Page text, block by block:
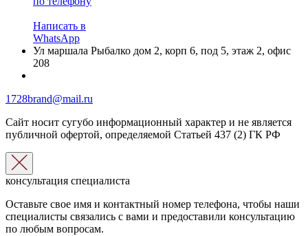
Написать в
WhatsApp
Ул маршала Рыбалко дом 2, корп 6, под 5, этаж 2, офис
208
1728brand@mail.ru
Сайт носит сугубо информационный характер и не является
публичной офертой, определяемой Статьей 437 (2) ГК РФ
консультация специалиста
Оставьте свое имя и контактный номер телефона, чтобы наши
специалисты связались с вами и предоставили консультацию
по любым вопросам.